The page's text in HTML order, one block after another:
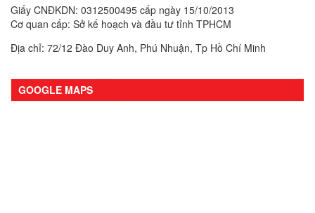
Giấy CNĐKDN: 0312500495 cấp ngày 15/10/2013
Cơ quan cấp: Sở kế hoạch và đầu tư tỉnh TPHCM
Địa chỉ: 72/12 Đào Duy Anh, Phú Nhuận, Tp Hồ Chí Minh
GOOGLE MAPS